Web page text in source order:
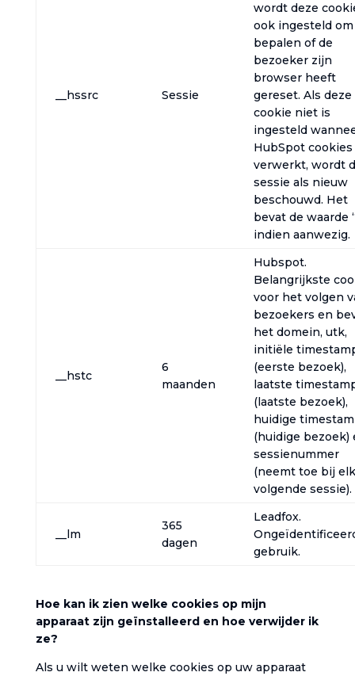
__hssrc Sessie
wordt deze
ook ingesteld
bepalen of de
bezoeker zijn
browser heeft
gereset. Als deze
cookie niet is
ingesteld
HubSpot cookies
verwerkt, wordt
sessie als nieuw
beschouwd. Het
bevat de waarde
indien aanwezig.
__hstc
6
maanden
Hubspot.
Belangrijkste
voor het volgen
bezoekers en
het domein, utk,
initiële
(eerste bezoek),
laatste
(laatste bezoek),
huidige
(huidige bezoek)
sessienummer
(neemt toe bij
volgende sessie).
__lm
365
dagen
Leadfox.
gebruik.
Hoe kan ik zien welke cookies op mijn
apparaat zijn geïnstalleerd en hoe verwijder ik
ze?‎
‎Als u wilt weten welke cookies op uw apparaat